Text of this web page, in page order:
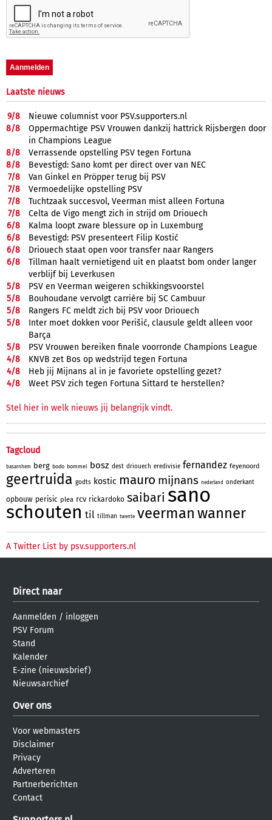
Laatste nieuws
9/8
Nieuwe columnist voor PSV.supporters.nl
8/8
Oppermachtige PSV Vrouwen dankzij hattrick Rijsbergen door
in Champions League
8/8
Verrassende opstelling PSV tegen Fortuna
8/8
Bevestigd: Sano komt per direct over van NEC
7/8
Van Ginkel en Pröpper terug bij PSV
7/8
Vermoedelijke opstelling PSV
7/8
Tuchtzaak succesvol, Veerman mist alleen Fortuna
7/8
Celta de Vigo mengt zich in strijd om Driouech
6/8
Kalma loopt zware blessure op in Luxemburg
6/8
Bevestigd: PSV presenteert Filip Kostić
6/8
Driouech staat open voor transfer naar Rangers
6/8
Tillman haalt vernietigend uit en plaatst bom onder langer
verblijf bij Leverkusen
5/8
PSV en Veerman weigeren schikkingsvoorstel
5/8
Bouhoudane vervolgt carrière bij SC Cambuur
5/8
Rangers FC meldt zich bij PSV voor Driouech
5/8
Inter moet dokken voor Perišić, clausule geldt alleen voor
Barça
5/8
PSV Vrouwen bereiken finale voorronde Champions League
4/8
KNVB zet Bos op wedstrijd tegen Fortuna
4/8
Heb jij Mijnans al in je favoriete opstelling gezet?
4/8 Weet PSV zich tegen Fortuna Sittard te herstellen?
Stel hier in welk nieuws jij belangrijk vindt.
Tagcloud
basarnhem berg bodo bommel bosz dest driouech eredivisie fernandez feyenoord
geertruida godts kostic mauro mijnans nederland onderkant
opbouw perisic plea rcv rickardoko saibari sano
schouten til tillman twente veerman wanner
A Twitter List by psv.supporters.nl
Direct naar
Aanmelden / inloggen
PSV Forum
Stand
Kalender
E-zine (nieuwsbrief)
Nieuwsarchief
Over ons
Voor webmasters
Disclaimer
Privacy
Adverteren
Partnerberichten
Contact